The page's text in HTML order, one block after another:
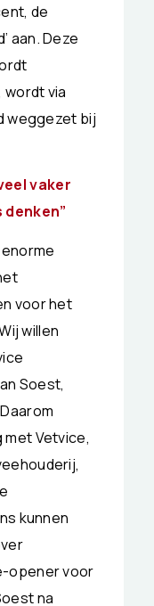
de
aan. Deze
via
weggezet bij
vaker
voor het
willen
Soest,
met Vetvice,
kunnen
opener voor
na